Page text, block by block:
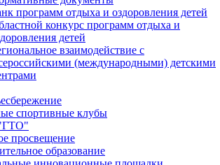
программ отдыха и оздоровления детей
конкурс программ отдыха и
детей
взаимодействие с
(международными) детскими
спортивные клубы
просвещение
образование